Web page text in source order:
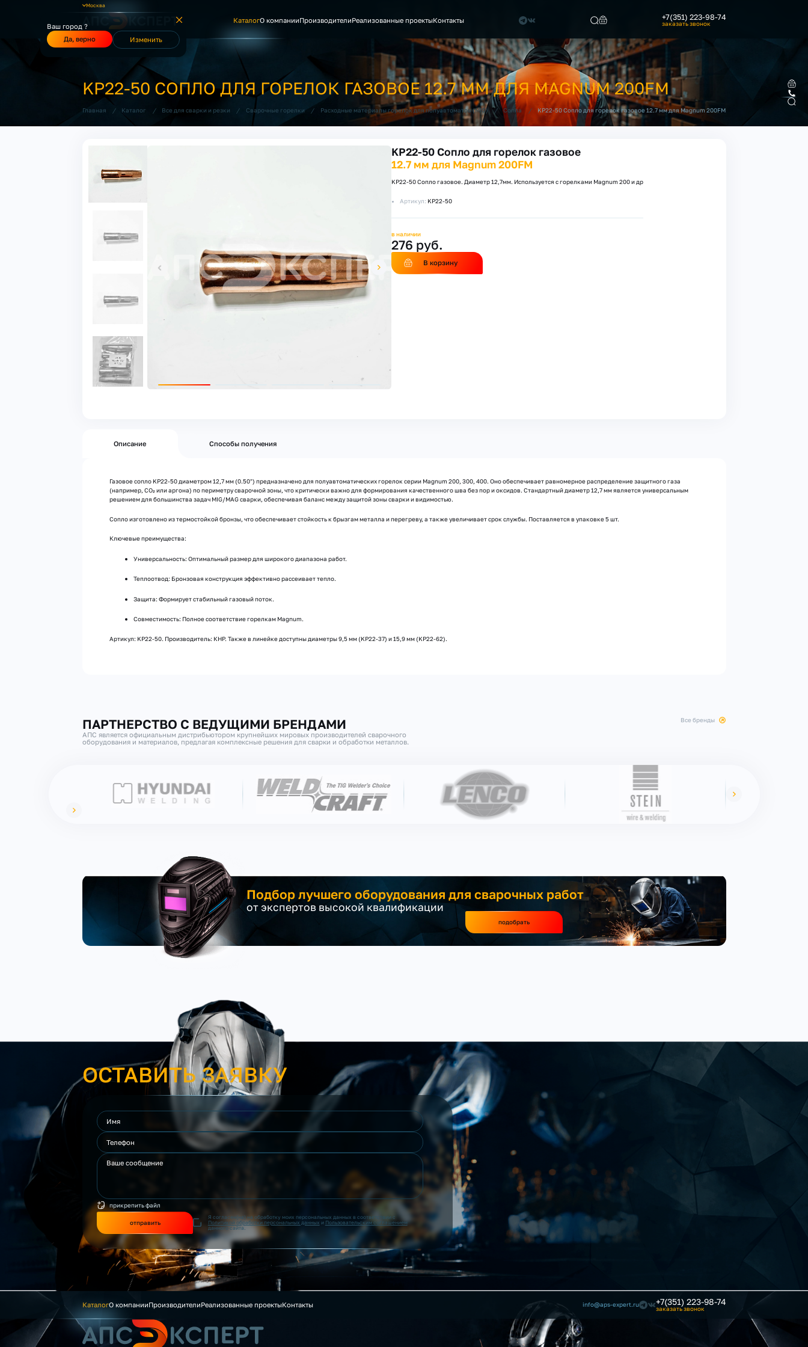
Москва
Ваш город ?
Да, верно
Изменить
КаталогО компанииПроизводителиРеализованные проектыКонтакты +7(351) 223-98-74
заказать звонок
KP22-50 СОПЛО ДЛЯ ГОРЕЛОК ГАЗОВОЕ 12.7 ММ ДЛЯ MAGNUM 200FM
Главная / Каталог / Все для сварки и резки / Сварочные горелки / Расходные материалы горелок для полуавтоматов (MIG) / Сопла / KP22-50 Сопло для горелок газовое 12.7 мм для Magnum 200FM
KP22-50 Сопло для горелок газовое
12.7 мм для Magnum 200FM
KP22-50 Сопло газовое. Диаметр 12,7мм. Используется с горелками Magnum 200 и др
Артикул: KP22-50
в наличии
276 руб.
В корзину
Описание Способы получения
Газовое сопло KP22-50 диаметром 12,7 мм (0.50") предназначено для полуавтоматических горелок серии Magnum 200, 300, 400. Оно обеспечивает равномерное распределение защитного газа
(например, CO₂ или аргона) по периметру сварочной зоны, что критически важно для формирования качественного шва без пор и оксидов. Стандартный диаметр 12,7 мм является универсальным
решением для большинства задач MIG/MAG сварки, обеспечивая баланс между защитой зоны сварки и видимостью.
Сопло изготовлено из термостойкой бронзы, что обеспечивает стойкость к брызгам металла и перегреву, а также увеличивает срок службы. Поставляется в упаковке 5 шт.
Ключевые преимущества:
Универсальность: Оптимальный размер для широкого диапазона работ.
Теплоотвод: Бронзовая конструкция эффективно рассеивает тепло.
Защита: Формирует стабильный газовый поток.
Совместимость: Полное соответствие горелкам Magnum.
Артикул: KP22-50. Производитель: КНР. Также в линейке доступны диаметры 9,5 мм (KP22-37) и 15,9 мм (KP22-62).
ПАРТНЕРСТВО С ВЕДУЩИМИ БРЕНДАМИ
АПС является официальным дистрибьютором крупнейших мировых производителей сварочного
оборудования и материалов, предлагая комплексные решения для сварки и обработки металлов.
все бренды
Подбор лучшего оборудования для сварочных работ
от экспертов высокой квалификации
подобрать
ОСТАВИТЬ ЗАЯВКУ
прикрепить файл
отправить
Я согласен(на) на обработку моих персональных данных в соответствии с
Политикой обработки персональных данных и Пользовательским соглашением
данного сайта.
КаталогО компанииПроизводителиРеализованные проектыКонтакты info@aps-expert.ru +7(351) 223-98-74
заказать звонок